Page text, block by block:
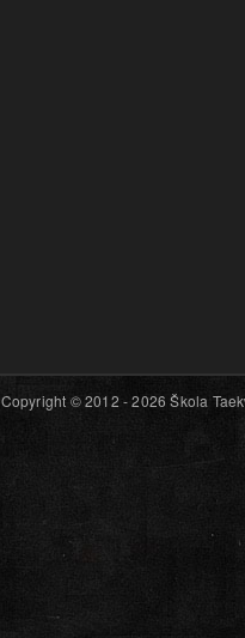
Copyright © 2012 - 2026 Škola